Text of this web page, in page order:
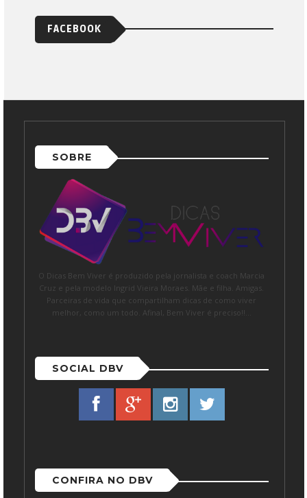
FACEBOOK
SOBRE
O Dicas Bem Viver é produzido pela jornalista e coach Marcia
Cruz e pela modelo Ingrid Vieira Moraes. Mãe e filha. Amigas.
Parceiras de vida que compartilham dicas de como viver
melhor, como um todo. Afinal, Bem Viver é preciso!!...
SOCIAL DBV
CONFIRA NO DBV